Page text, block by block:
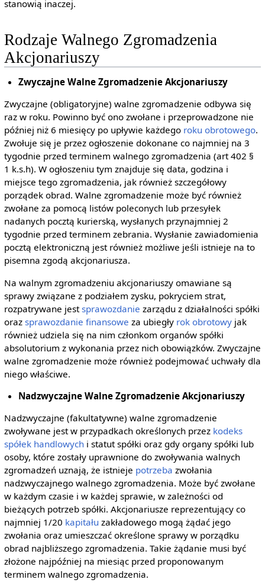
stanowią inaczej.
Rodzaje Walnego Zgromadzenia
Akcjonariuszy
Zwyczajne Walne Zgromadzenie Akcjonariuszy
Zwyczajne (obligatoryjne) walne zgromadzenie odbywa się
raz w roku. Powinno być ono zwołane i przeprowadzone nie
później niż 6 miesięcy po upływie każdego roku obrotowego.
Zwołuje się je przez ogłoszenie dokonane co najmniej na 3
tygodnie przed terminem walnego zgromadzenia (art 402 §
1 k.s.h). W ogłoszeniu tym znajduje się data, godzina i
miejsce tego zgromadzenia, jak również szczegółowy
porządek obrad. Walne zgromadzenie może być również
zwołane za pomocą listów poleconych lub przesyłek
nadanych pocztą kurierską, wysłanych przynajmniej 2
tygodnie przed terminem zebrania. Wysłanie zawiadomienia
pocztą elektroniczną jest również możliwe jeśli istnieje na to
pisemna zgodą akcjonariusza.
Na walnym zgromadzeniu akcjonariuszy omawiane są
sprawy związane z podziałem zysku, pokryciem strat,
rozpatrywane jestsprawozdanie zarządu z działalności spółki
oraz sprawozdanie finansowe za ubiegły rok obrotowyjak
również udziela się na nim członkom organów spółki
absolutorium z wykonania przez nich obowiązków. Zwyczajne
walne zgromadzenie może również podejmować uchwały dla
niego właściwe.
Nadzwyczajne Walne Zgromadzenie Akcjonariuszy
Nadzwyczajne (fakultatywne) walne zgromadzenie
zwoływane jest w przypadkach określonych przez kodeks
spółek handlowychi statut spółki oraz gdy organy spółki lub
osoby, które zostały uprawnione do zwoływania walnych
zgromadzeń uznają, że istnieje potrzeba zwołania
nadzwyczajnego walnego zgromadzenia. Może być zwołane
w każdym czasie i w każdej sprawie, w zależności od
bieżących potrzeb spółki. Akcjonariusze reprezentujący co
najmniej 1/20 kapitału zakładowego mogą żądać jego
zwołania oraz umieszczać określone sprawy w porządku
obrad najbliższego zgromadzenia. Takie żądanie musi być
złożone najpóźniej na miesiąc przed proponowanym
terminem walnego zgromadzenia.